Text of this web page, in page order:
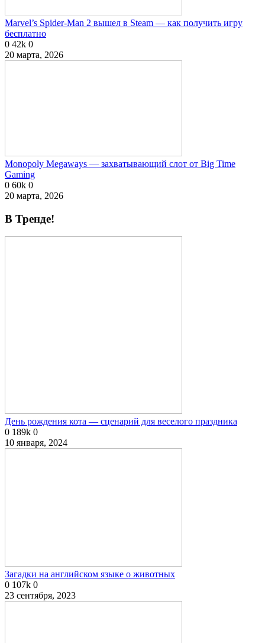
Marvel’s Spider-Man 2 вышел в Steam — как получить игру
бесплатно
0 42k 0
20 марта, 2026
Monopoly Megaways — захватывающий слот от Big Time
Gaming
0 60k 0
20 марта, 2026
В Тренде!
День рождения кота — сценарий для веселого праздника
0 189k 0
10 января, 2024
Загадки на английском языке о животных
0 107k 0
23 сентября, 2023